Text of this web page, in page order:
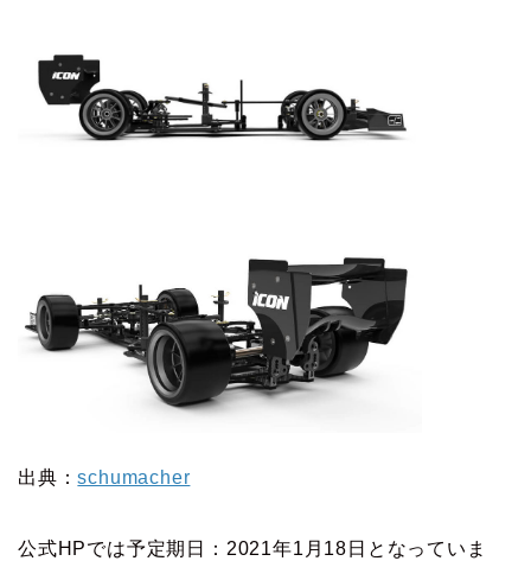
出典：schumacher
公式HPでは予定期日：2021年1月18日となっていま